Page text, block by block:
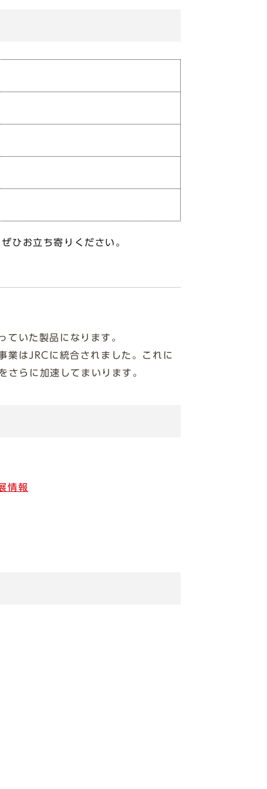
ひお立ち寄りください。
ていた製品になります。
業はJRCに統合されました。これに
さらに加速してまいります。
情報